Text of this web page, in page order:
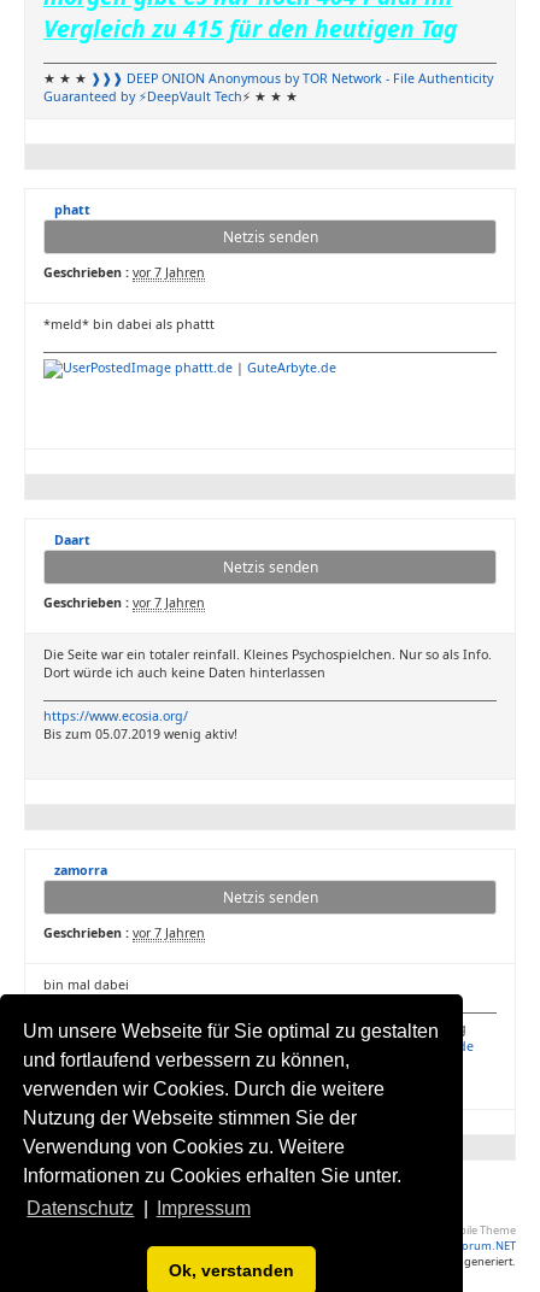
Um unsere Webseite für Sie optimal zu gestalten
und fortlaufend verbessern zu können,
verwenden wir Cookies. Durch die weitere
Nutzung der Webseite stimmen Sie der
Verwendung von Cookies zu. Weitere
Informationen zu Cookies erhalten Sie unter.
Datenschutz
Impressum
Ok, verstanden
Vergleich zu 415 für den heutigen Tag
★ ★ ★ ❱❱❱ DEEP ONION Anonymous by TOR Network - File Authenticity
Guaranteed by ⚡DeepVault Tech⚡ ★ ★ ★
phatt
Netzis senden
Geschrieben : vor 7 Jahren
*meld* bin dabei als phattt
phattt.de | GuteArbyte.de
Daart
Netzis senden
Geschrieben : vor 7 Jahren
Die Seite war ein totaler reinfall. Kleines Psychospielchen. Nur so als Info.
Dort würde ich auch keine Daten hinterlassen
https://www.ecosia.org/
Bis zum 05.07.2019 wenig aktiv!
zamorra
Netzis senden
Geschrieben : vor 7 Jahren
bin mal dabei
Spende für meine 4 Katzen: 1QK6ySbjR4wpUWsRv6Y22c7fkfoctjVuQg
Stelle dein eigenes Handy Bundle zusammen:
www.infoline.hbude.de
Geld verdienen mit Facebook:www.like-to-like.homepage.eu
2 Seiten < 1 2
Yaf Mobile Theme
Powered by YAF.NET|YAF.NET © 2003-2026, Yet Another Forum.NET
Diese Seite wurde in 0.150 Sekunden generiert.